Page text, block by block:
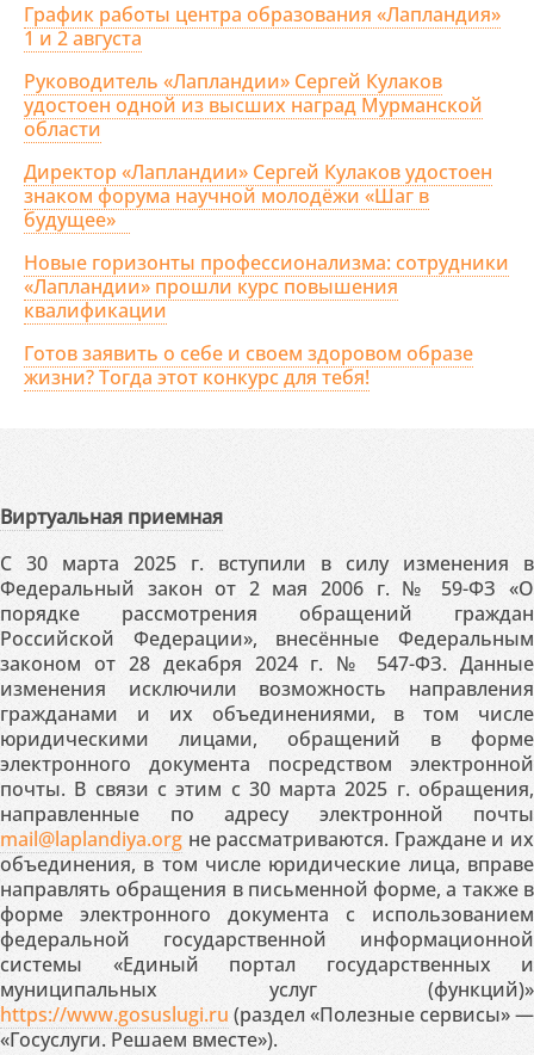
График работы центра образования «Лапландия»
1 и 2 августа
Руководитель «Лапландии» Сергей Кулаков
удостоен одной из высших наград Мурманской
области
Директор «Лапландии» Сергей Кулаков удостоен
знаком форума научной молодёжи «Шаг в
будущее»
Новые горизонты профессионализма: сотрудники
«Лапландии» прошли курс повышения
квалификации
Готов заявить о себе и своем здоровом образе
жизни? Тогда этот конкурс для тебя!
Виртуальная приемная
С 30 марта 2025 г. вступили в силу изменения в
Федеральный закон от 2 мая 2006 г. № 59-ФЗ «О
порядке рассмотрения обращений граждан
Российской Федерации», внесённые Федеральным
законом от 28 декабря 2024 г. № 547-ФЗ. Данные
изменения исключили возможность направления
гражданами и их объединениями, в том числе
юридическими лицами, обращений в форме
электронного документа посредством электронной
почты. В связи с этим с 30 марта 2025 г. обращения,
направленные по адресу электронной почты
mail@laplandiya.org не рассматриваются. Граждане и их
объединения, в том числе юридические лица, вправе
направлять обращения в письменной форме, а также в
форме электронного документа с использованием
федеральной государственной информационной
системы «Единый портал государственных и
муниципальных услуг (функций)»
https://www.gosuslugi.ru (раздел «Полезные сервисы» —
«Госуслуги. Решаем вместе»).